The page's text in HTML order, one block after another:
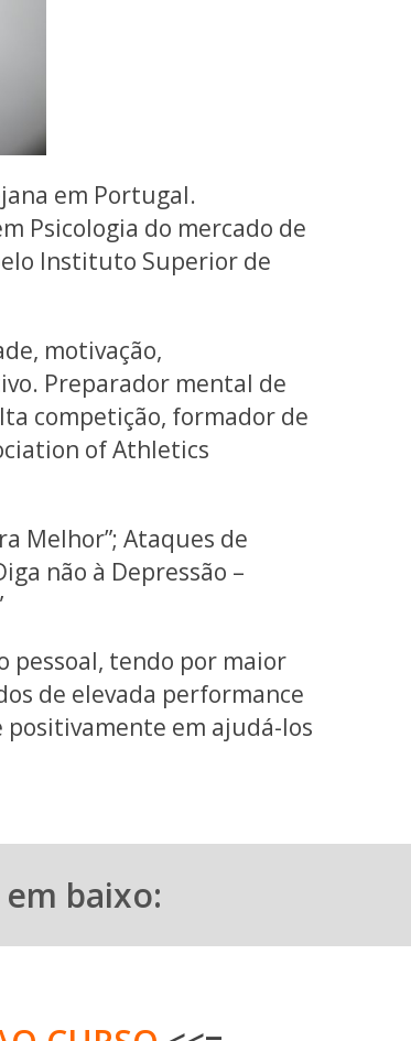
em Portugal.
Psicologia do mercado de
Instituto Superior de
motivação,
Preparador mental de
competição, formador de
of Athletics
Melhor”; Ataques de
não à Depressão –
pessoal, tendo por maior
de elevada performance
positivamente em ajudá-los
baixo: